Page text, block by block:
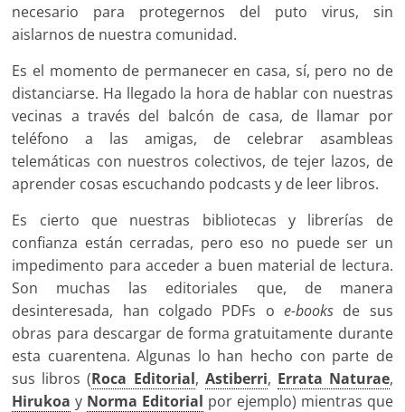
necesario para protegernos del puto virus, sin
aislarnos de nuestra comunidad.
Es el momento de permanecer en casa, sí, pero no de
distanciarse. Ha llegado la hora de hablar con nuestras
vecinas a través del balcón de casa, de llamar por
teléfono a las amigas, de celebrar asambleas
telemáticas con nuestros colectivos, de tejer lazos, de
aprender cosas escuchando podcasts y de leer libros.
Es cierto que nuestras bibliotecas y librerías de
confianza están cerradas, pero eso no puede ser un
impedimento para acceder a buen material de lectura.
Son muchas las editoriales que, de manera
desinteresada, han colgado PDFs o e-booksde sus
obras para descargar de forma gratuitamente durante
esta cuarentena. Algunas lo han hecho con parte de
sus libros (Roca Editorial, Astiberri, Errata Naturae,
Hirukoa y Norma Editorial por ejemplo) mientras que